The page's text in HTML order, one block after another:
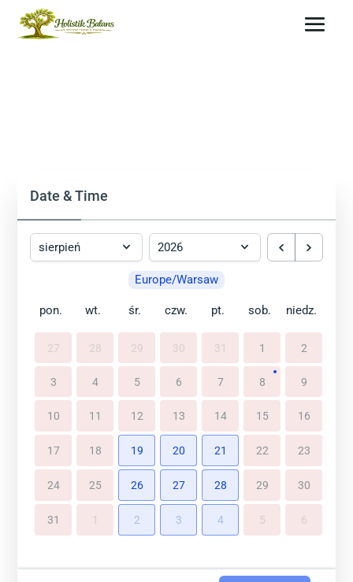
Date & Time
Europe/Warsaw
pon. wt. śr. czw. pt. sob. niedz.
27 28 29 30 31 1 2
3 4 5 6 7 8 9
10 11 12 13 14 15 16
17 18 19 20 21 22 23
24 25 26 27 28 29 30
31 1 2 3 4 5 6